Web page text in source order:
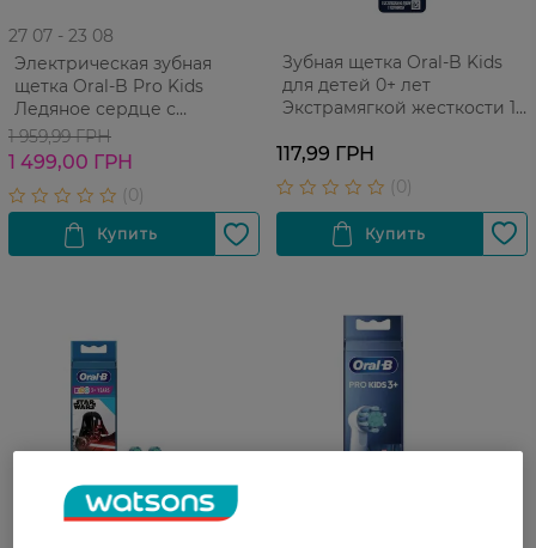
27 07 - 23 08
Электрическая зубная
щетка Oral-B Pro Kids
Ледяное сердце с
футляром 1 шт
1 959,99 ГРН
1 499,00 ГРН
Зубная щетка Oral-B Kids
для детей 0+ лет
Экстрамягкой жесткости 1
117,99 ГРН